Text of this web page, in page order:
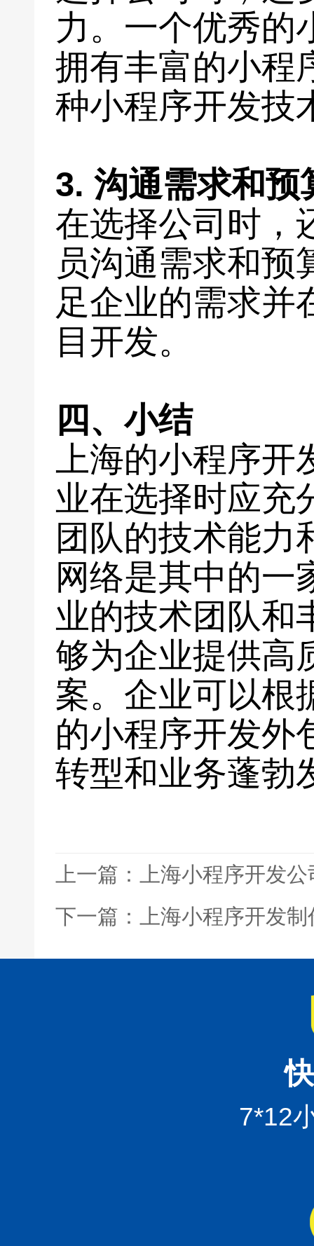
力。一个优秀的
拥有丰富的小程
种小程序开发技
3. 沟通需求和预
在选择公司时，
员沟通需求和预
足企业的需求并
目开发。
四、小结
上海的小程序
业在选择时应充
团队的技术能力
网络是其中的一
业的技术团队和
够为企业提供高
案。企业可以根
的小程序开发外
转型和业务蓬勃
上一篇：上海小程序开发
下一篇：上海小程序开发制
7*12